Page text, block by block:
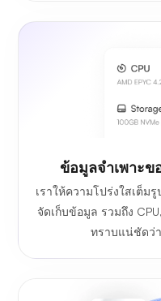
ข้อมูลจำเพาะข
เราให้ความโปร่งใสเต็ม
จัดเก็บข้อมูล รวมถึง
ทราบแน่ชัดว่